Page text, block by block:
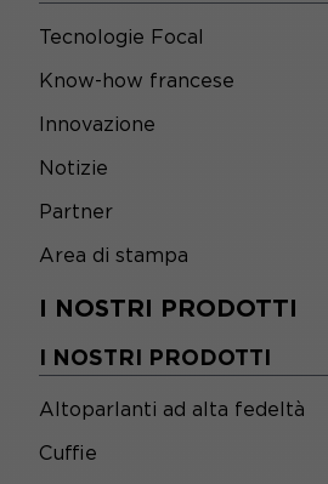
Tecnologie Focal
Know-how francese
Innovazione
Notizie
Partner
Area di stampa
I NOSTRI PRODOTTI
I NOSTRI PRODOTTI
Altoparlanti ad alta fedeltà
Cuffie